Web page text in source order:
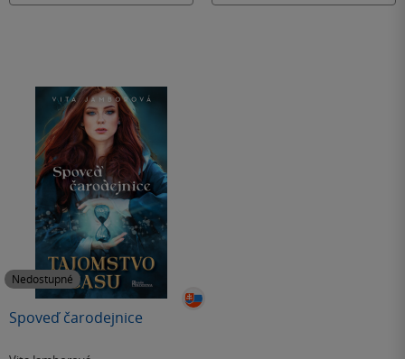
Nedostupné
Spoveď čarodejnice